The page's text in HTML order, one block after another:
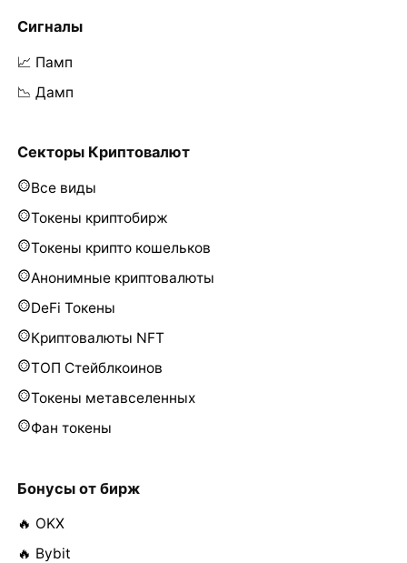
Сигналы
📈 Памп
📉 Дамп
Секторы Криптовалют
Все виды
Токены криптобирж
Токены крипто кошельков
Анонимные криптовалюты
DeFi Токены
Криптовалюты NFT
ТОП Стейблкоинов
Токены метавселенных
Фан токены
Бонусы от бирж
🔥 OKX
🔥 Bybit